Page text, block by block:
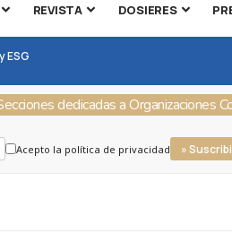
REVISTA DOSIERES
ESG
dedicadas a Organizaciones
Acepto la política de privacidad »